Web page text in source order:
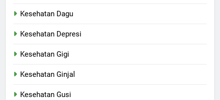
Kesehatan Dagu
Kesehatan Depresi
Kesehatan Gigi
Kesehatan Ginjal
Kesehatan Gusi